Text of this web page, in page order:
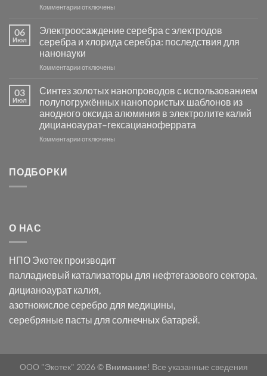
основе
группы
Комментариик
фотокаталитической
активности
Хлорида
Серебра-
в
видимом
свете
с
помощью
модификации
отключены
06
Июл
Электроосаждение серебра с электродов
серебра и хлорида серебра: последствия для
нанонауки
Комментариик
серебра
с
электродов
серебра
и
отключены
03
Июл
Синтез золотых нанопроводов с использованием
полупогружённых нанопористых шаблонов из
анодного оксида алюминия в электролите калий
дицианоаурат–гексацианоферрата
Комментариик
оксида
в
электролите
калий
дицианоаурат–
гексацианоферрата
отключены
ПОДБОРКИ
О НАС
НПО Экотек производит
палладиевый катализаторы для нефтегазового сектора,
дицианоаурат калия,
азотнокислое серебро для медицины,
серебряные пасты для солнечных батарей.
ООО "Экотек" 2026 © Внимание! Все указанные сведения